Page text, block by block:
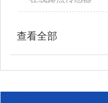
查看全部